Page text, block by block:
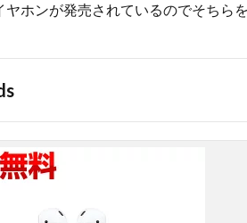
ヤホンが発売されているのでそちら